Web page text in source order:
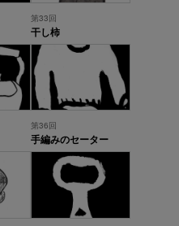
第33回
干し柿
第36回
手編みのセーター